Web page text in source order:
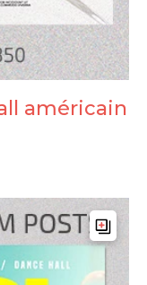
américain